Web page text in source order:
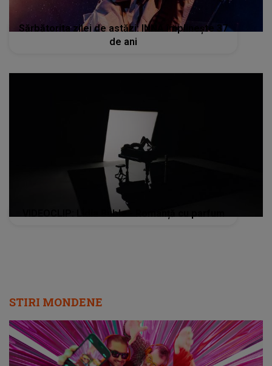
Sărbătorita zilei de astăzi: INNA împlinește 37
de ani
VIDEOCLIP: Lidia Buble - Romanță cu parfum
STIRI MONDENE